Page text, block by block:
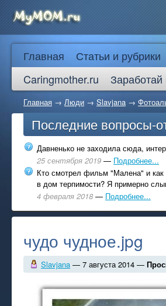
Главная Статьи и рубрики
Caringmother.ru
Заработай
Главная → Люди → Slavjana →
Последние вопросы-
Давненько не заходила сюда,
25 сентября 2019 — Подробнее...
Кто смотрел фильм "Малена" и как
в дом терпимости? Я примерно
4 февраля 2018 — Подробнее...
чудо чудное.jpg
Slavjana — 7 августа 2014 —